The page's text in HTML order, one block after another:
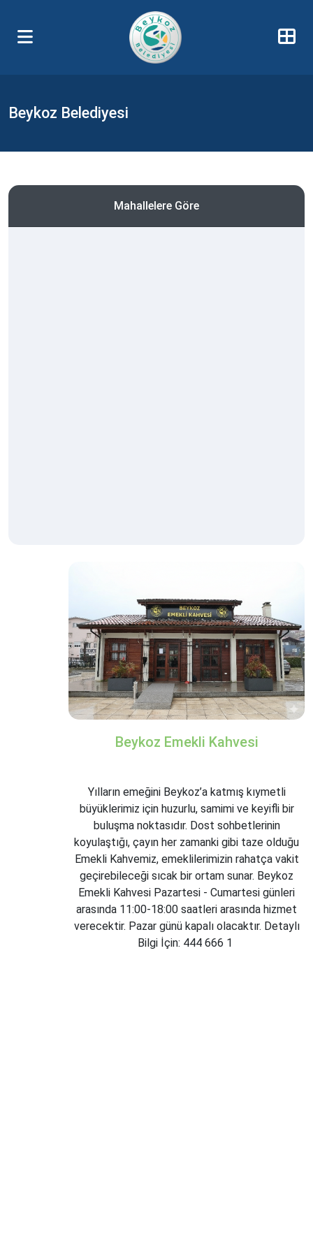
Beykoz Belediyesi
Mahallelere Göre
Beykoz Emekli Kahvesi
Yılların emeğini Beykoz’a katmış kıymetli
büyüklerimiz için huzurlu, samimi ve keyifli bir
buluşma noktasıdır. Dost sohbetlerinin
koyulaştığı, çayın her zamanki gibi taze olduğu
Emekli Kahvemiz, emeklilerimizin rahatça vakit
geçirebileceği sıcak bir ortam sunar. Beykoz
Emekli Kahvesi Pazartesi - Cumartesi günleri
arasında 11:00-18:00 saatleri arasında hizmet
verecektir. Pazar günü kapalı olacaktır. Detaylı
Bilgi İçin: 444 666 1